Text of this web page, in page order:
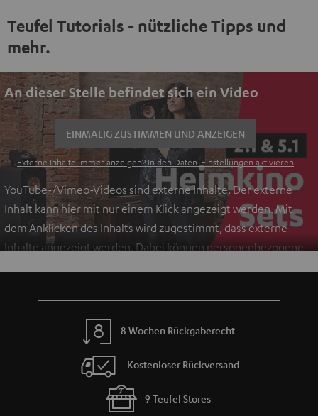
Teufel Tutorials - nützliche Tipps und
mehr.
An dieser Stelle befindet sich ein Video
EINMALIG ZUSTIMMEN UND ANZEIGEN
Externe Inhalte immer anzeigen? In den Daten‑Einstellungen aktivieren
YouTube-/Vimeo-Videos sind externe Inhalte. Der externe
Inhalt kann hier mit nur einem Klick angezeigt werden. Mit
dem Anklicken des Inhalts wird zugestimmt, dass externe
Inhalte angezeigt werden. Dabei können personenbezogene
.
8 Wochen Rückgaberecht
Kostenloser Rückversand
9 Teufel Stores